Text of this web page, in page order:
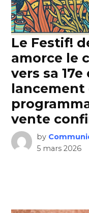
Le Festif!
amorce le
vers sa
lancement
vente
by
5 mars 2026